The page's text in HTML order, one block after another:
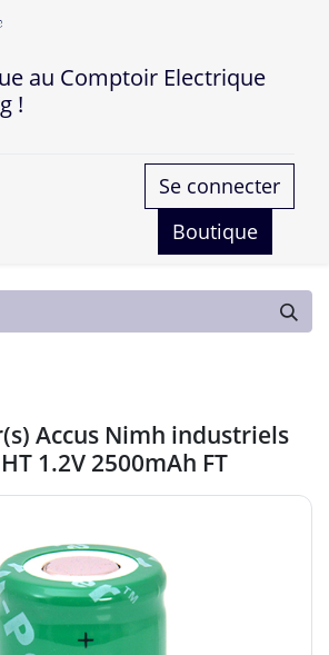
Comptoir Electrique
!
Se connecter
Boutique
Accus Nimh industriels
1.2V 2500mAh FT